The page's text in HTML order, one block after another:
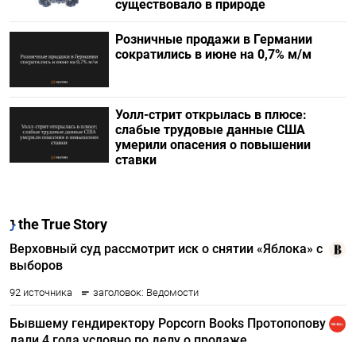
существовало в природе
Розничные продажи в Германии
сократились в июне на 0,7% м/м
Уолл-стрит открылась в плюсе:
слабые трудовые данные США
умерили опасения о повышении
ставки